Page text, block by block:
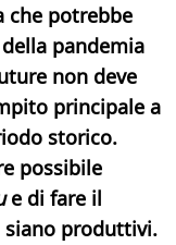
che potrebbe
pandemia
non deve
principale a
storico.
possibile
e di fare il
produttivi.